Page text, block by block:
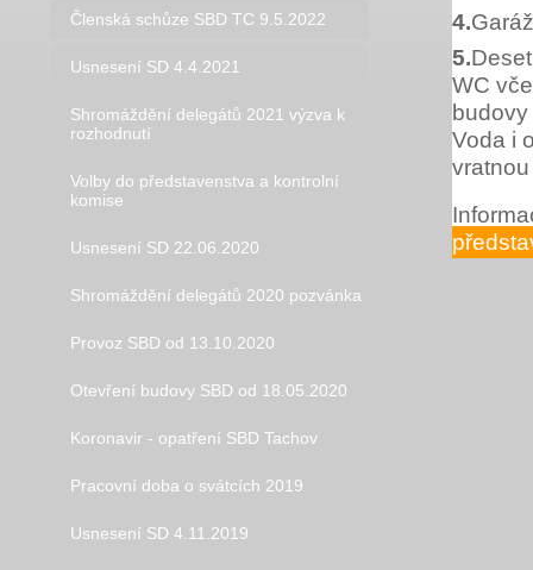
Členská schůze SBD TC 9.5.2022
Usnesení SD 4.4.2021
Shromáždění delegátů 2021 výzva k
rozhodnutí
Volby do představenstva a kontrolní
komise
Usnesení SD 22.06.2020
Shromáždění delegátů 2020 pozvánka
Provoz SBD od 13.10.2020
Otevření budovy SBD od 18.05.2020
Koronavir - opatření SBD Tachov
Pracovní doba o svátcích 2019
Usnesení SD 4.11.2019
4.
5.
WC
Voda i